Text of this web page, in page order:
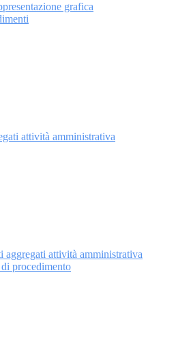
grafica
attività amministrativa
aggregati attività amministrativa
procedimento